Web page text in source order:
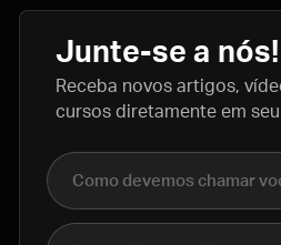
Junte-se a nós!
Receba novos artigos,
cursos diretamente em
Nome completo
E-mail